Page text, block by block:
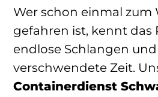
Wer schon einmal zum
gefahren ist, kennt das
endlose Schlangen und
verschwendete Zeit.
Containerdienst